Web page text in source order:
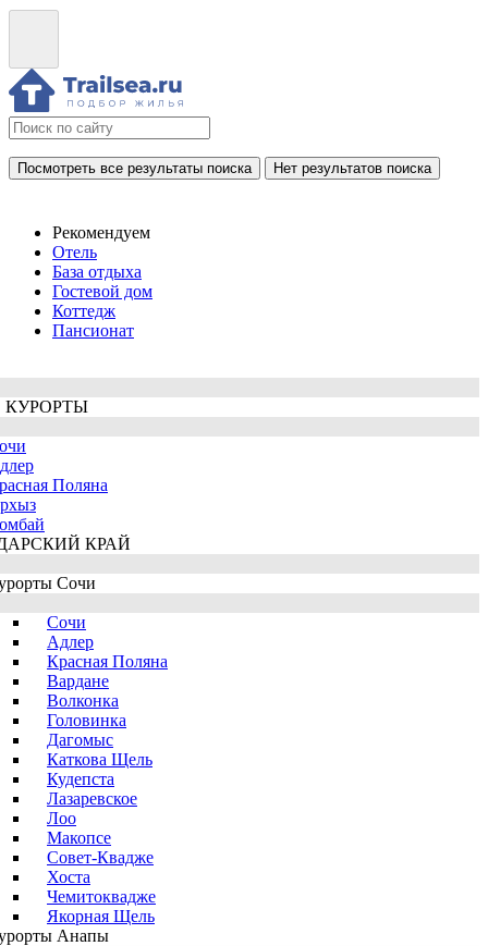
Посмотреть все результаты поиска Нет результатов поиска
Рекомендуем
Отель
База отдыха
Гостевой дом
Коттедж
Пансионат
КУРОРТЫ
Поляна
КРАЙ
Сочи
Сочи
Адлер
Красная Поляна
Вардане
Волконка
Головинка
Дагомыс
Каткова Щель
Кудепста
Лазаревское
Лоо
Макопсе
Совет-Квадже
Хоста
Чемитоквадже
Якорная Щель
Анапы